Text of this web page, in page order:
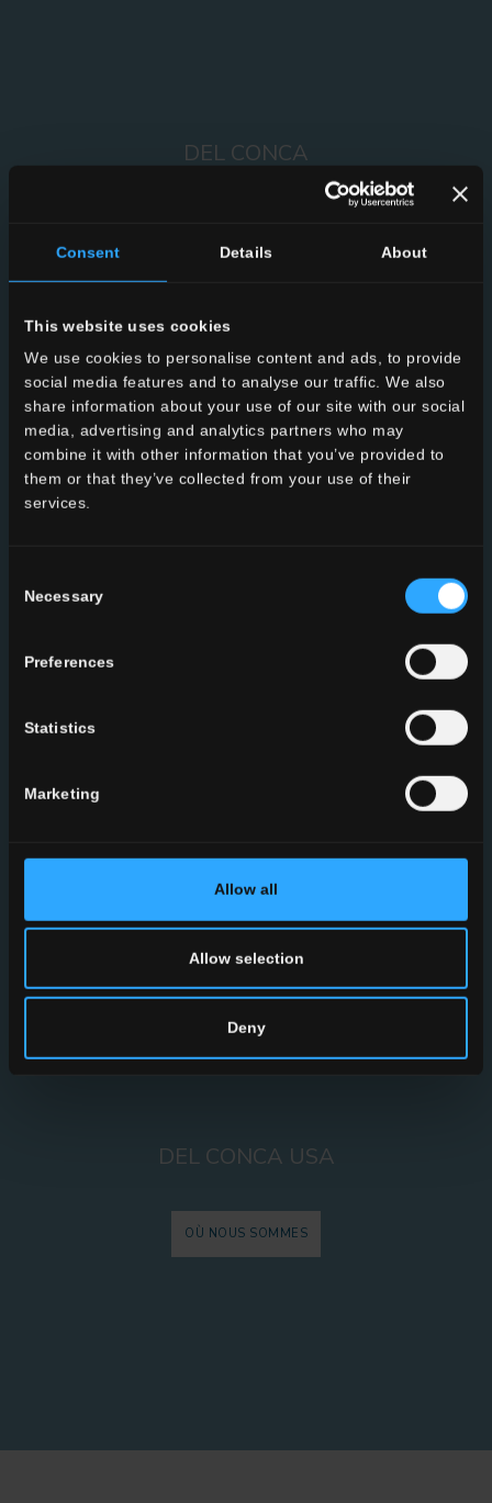
Consent Details About
This website uses cookies
We use cookies to personalise content and ads, to provide
social media features and to analyse our traffic. We also
share information about your use of our site with our social
media, advertising and analytics partners who may
combine it with other information that you’ve provided to
them or that they’ve collected from your use of their
services.
Selection
Necessary
Preferences
Statistics
Marketing
Allow all
Allow selection
Deny
DEL CONCA
DEL CONCA USA
OÙ NOUS SOMMES